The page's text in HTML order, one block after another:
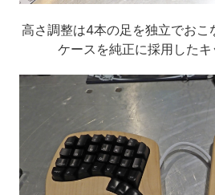
高さ調整は4本の足を独立でおこ
ケースを純正に採用したキ